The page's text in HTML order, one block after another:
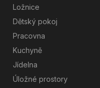
Ložnice
Dětský pokoj
Pracovna
Kuchyně
Jídelna
Úložné prostory